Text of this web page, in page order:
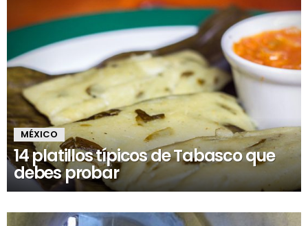
MÉXICO
14 platillos típicos de Tabasco que
debes probar